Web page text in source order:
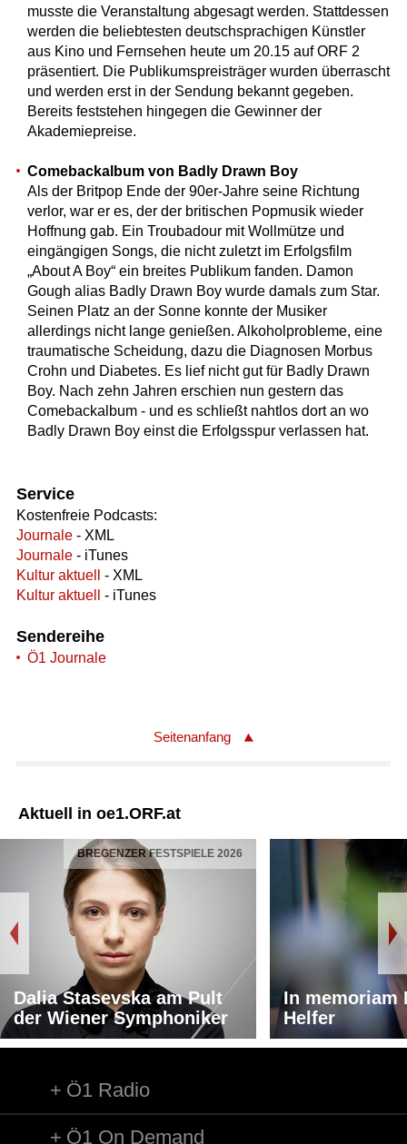
musste die Veranstaltung abgesagt werden. Stattdessen
werden die beliebtesten deutschsprachigen Künstler
aus Kino und Fernsehen heute um 20.15 auf ORF 2
präsentiert. Die Publikumspreisträger wurden überrascht
und werden erst in der Sendung bekannt gegeben.
Bereits feststehen hingegen die Gewinner der
Akademiepreise.
Comebackalbum von Badly Drawn Boy
Als der Britpop Ende der 90er-Jahre seine Richtung
verlor, war er es, der der britischen Popmusik wieder
Hoffnung gab. Ein Troubadour mit Wollmütze und
eingängigen Songs, die nicht zuletzt im Erfolgsfilm
„About A Boy“ ein breites Publikum fanden. Damon
Gough alias Badly Drawn Boy wurde damals zum Star.
Seinen Platz an der Sonne konnte der Musiker
allerdings nicht lange genießen. Alkoholprobleme, eine
traumatische Scheidung, dazu die Diagnosen Morbus
Crohn und Diabetes. Es lief nicht gut für Badly Drawn
Boy. Nach zehn Jahren erschien nun gestern das
Comebackalbum - und es schließt nahtlos dort an wo
Badly Drawn Boy einst die Erfolgsspur verlassen hat.
Service
Kostenfreie Podcasts:
Journale- XML
Journale- iTunes
Kultur aktuell
- XML
Kultur aktuell
- iTunes
Sendereihe
Ö1 Journale
Seitenanfang
Aktuell in oe1.ORF.at
BREGENZER FESTSPIELE 2026
Dalia Stasevska am Pult
der Wiener Symphoniker
In memoriam
Helfer
Ö1 Radio
Ö1 On Demand